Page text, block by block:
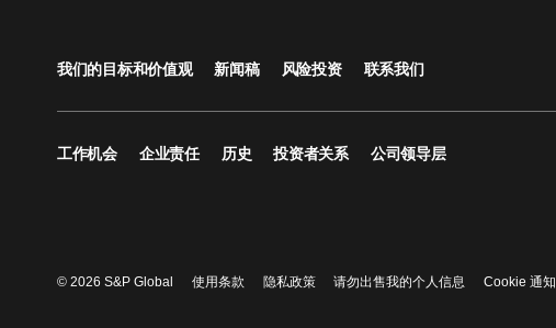
我们的目标和价值观 新闻稿 风险投资 联系我们
工作机会 企业责任 历史 投资者关系 公司领导层
© 2026 S&P Global 使用条款 隐私政策 请勿出售我的个人信息 Cookie 通知